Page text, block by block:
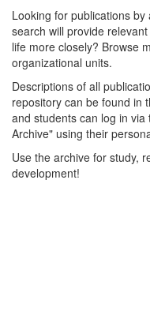
Looking for publications
search will provide
life more closely? Browse
organizational units.
Descriptions of all
repository can be found in
and students can log in
Archive" using their
Use the archive for study,
development!